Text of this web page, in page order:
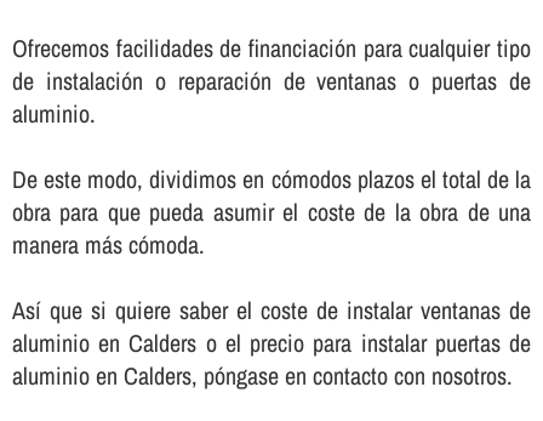
Ofrecemos facilidades de financiación para cualquier tipo
de instalación o reparación de ventanas o puertas de
aluminio.
De este modo, dividimos en cómodos plazos el total de la
obra para que pueda asumir el coste de la obra de una
manera más cómoda.
Así­ que si quiere saber el coste de instalar ventanas de
aluminio en Calders o el precio para instalar puertas de
aluminio en Calders, póngase en contacto con nosotros.